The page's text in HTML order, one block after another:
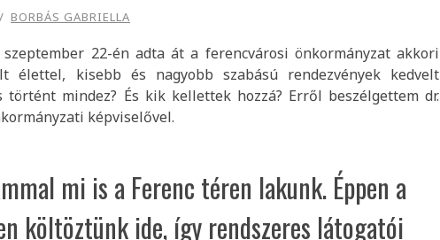
BORBÁS GABRIELLA
22-én adta át a ferencvárosi önkormányzat akkori
élettel, kisebb és nagyobb szabású rendezvények kedvelt
történt mindez? És kik kellettek hozzá? Erről beszélgettem dr.
képviselővel.
mi is a Ferenc téren lakunk. Éppen a
költöztünk ide, így rendszeres látogatói